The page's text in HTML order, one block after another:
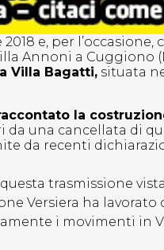
e, per l’occasione,
Annoni a Cuggiono
Villa Bagatti, situata
la
da una cancellata di
da recenti
trasmissione
Versiera ha lavorato
i movimenti in